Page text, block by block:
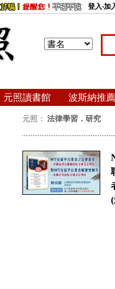
登入‧加
元照讀書館 波斯納推薦
元照： 法律學習．研究